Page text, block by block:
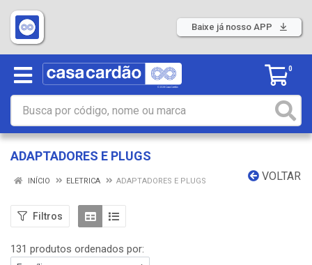
Baixe já nosso APP
0
ADAPTADORES E PLUGS
VOLTAR
INÍCIO ELETRICA ADAPTADORES E PLUGS
Filtros
131 produtos ordenados por: